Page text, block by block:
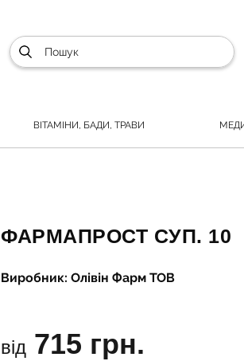
ВІТАМІНИ, БАДИ, ТРАВИ
ФАРМАПРОСТ СУП. 10
Виробник: Олівін Фарм ТОВ
від 715 грн.